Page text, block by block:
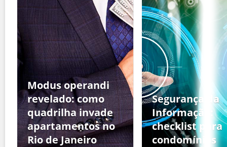
Modus operandi
revelado: como
quadrilha invade
apartamentos no
Rio de Janeiro
Segurança da
Informação:
checklist para
condomínios